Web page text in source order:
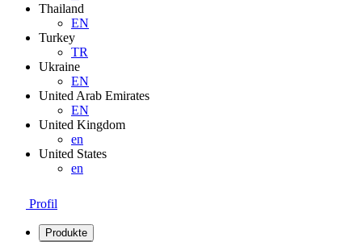
Thailand
EN
Turkey
TR
Ukraine
EN
United Arab Emirates
EN
United Kingdom
en
United States
en
Profil
Produkte